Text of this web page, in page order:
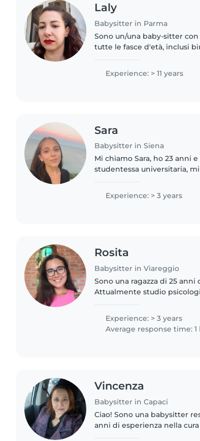
Laly
Babysitter in Parma
Sono un/una baby-sitter
tutte le fasce d'età, inclusi
Experience: > 11 years
Sara
Babysitter in Siena
Mi chiamo Sara, ho 23 anni
studentessa universitaria,
proseguirò i miei studi..
Experience: > 3 years
Rosita
Babysitter in Viareggio
Sono una ragazza di 25 anni
Attualmente studio
compiti per bambini e
Experience: > 3 years
Average response time: 1
Vincenza
Babysitter in Capaci
Ciao! Sono una babysitter
anni di esperienza nella